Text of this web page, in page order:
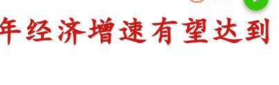
经济增速有望达到